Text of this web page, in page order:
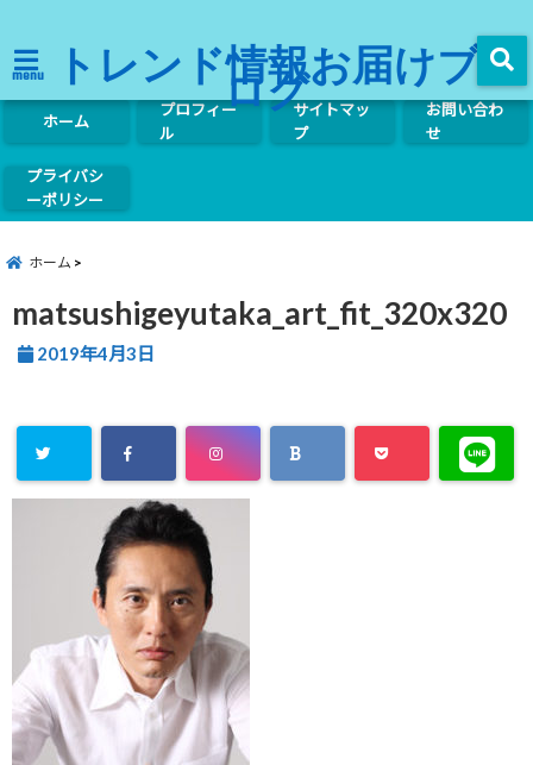
menu トレンド情報お届けブ
ログ
ホーム
プロフィー
ル
サイトマッ
プ
お問い合わ
せ
プライバシ
ーポリシー
ホーム
matsushigeyutaka_art_fit_320x320
2019年4月3日